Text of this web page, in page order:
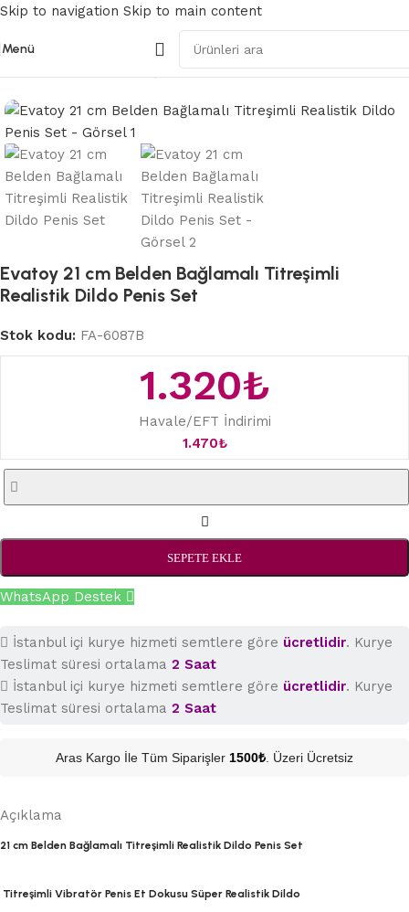
Skip to navigation Skip to main content
Menü
Belden Bağlamalı Strapon
Evatoy 21 cm Belden Bağlamalı Titreşimli
Realistik Dildo Penis Set
Stok kodu: FA-6087B
1.320₺
Havale/EFT İndirimi
1.470₺
SEPETE EKLE
WhatsApp Destek
İstanbul içi kurye hizmeti semtlere göre ücretlidir. Kurye
Teslimat süresi ortalama 2 Saat
İstanbul içi kurye hizmeti semtlere göre ücretlidir. Kurye
Teslimat süresi ortalama 2 Saat
Aras Kargo İle Tüm Siparişler 1500₺ . Üzeri Ücretsiz
Açıklama
21 cm Belden Bağlamalı Titreşimli Realistik Dildo Penis Set
Titreşimli Vibratör Penis Et Dokusu Süper Realistik Dildo